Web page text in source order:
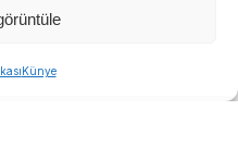
Künye